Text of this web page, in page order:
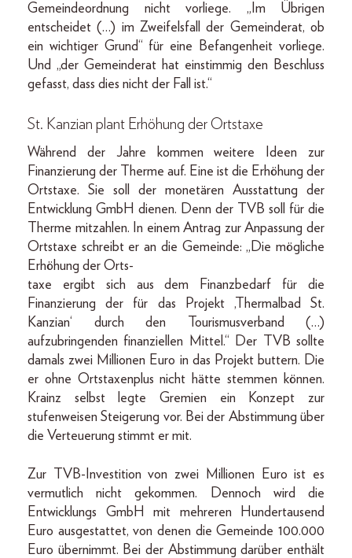
Gemeindeordnung nicht vorliege. „Im Übrigen
entscheidet (…) im Zweifelsfall der Gemeinderat, ob
ein wichtiger Grund“ für eine Befangenheit vorliege.
Und „der Gemeinderat hat einstimmig den Beschluss
gefasst, dass dies nicht der Fall ist.“
St. Kanzian plant Erhöhung der Ortstaxe
Während der Jahre kommen weitere Ideen zur
Finanzierung der Therme auf. Eine ist die Erhöhung der
Ortstaxe. Sie soll der monetären Ausstattung der
Entwicklung GmbH dienen. Denn der TVB soll für die
Therme mitzahlen. In einem Antrag zur Anpassung der
Ortstaxe schreibt er an die Gemeinde: „Die mögliche
Erhöhung der Orts-
taxe ergibt sich aus dem Finanzbedarf für die
Finanzierung der für das Projekt ,Thermalbad St.
Kanzian‘ durch den Tourismusverband (…)
aufzubringenden finanziellen Mittel.“ Der TVB sollte
damals zwei Millionen Euro in das Projekt buttern. Die
er ohne Ortstaxenplus nicht hätte stemmen können.
Krainz selbst legte Gremien ein Konzept zur
stufenweisen Steigerung vor. Bei der Abstimmung über
die Verteuerung stimmt er mit.
Zur TVB-Investition von zwei Millionen Euro ist es
vermutlich nicht gekommen. Dennoch wird die
Entwicklungs GmbH mit mehreren Hundertausend
Euro ausgestattet, von denen die Gemeinde 100.000
Euro übernimmt. Bei der Abstimmung darüber enthält